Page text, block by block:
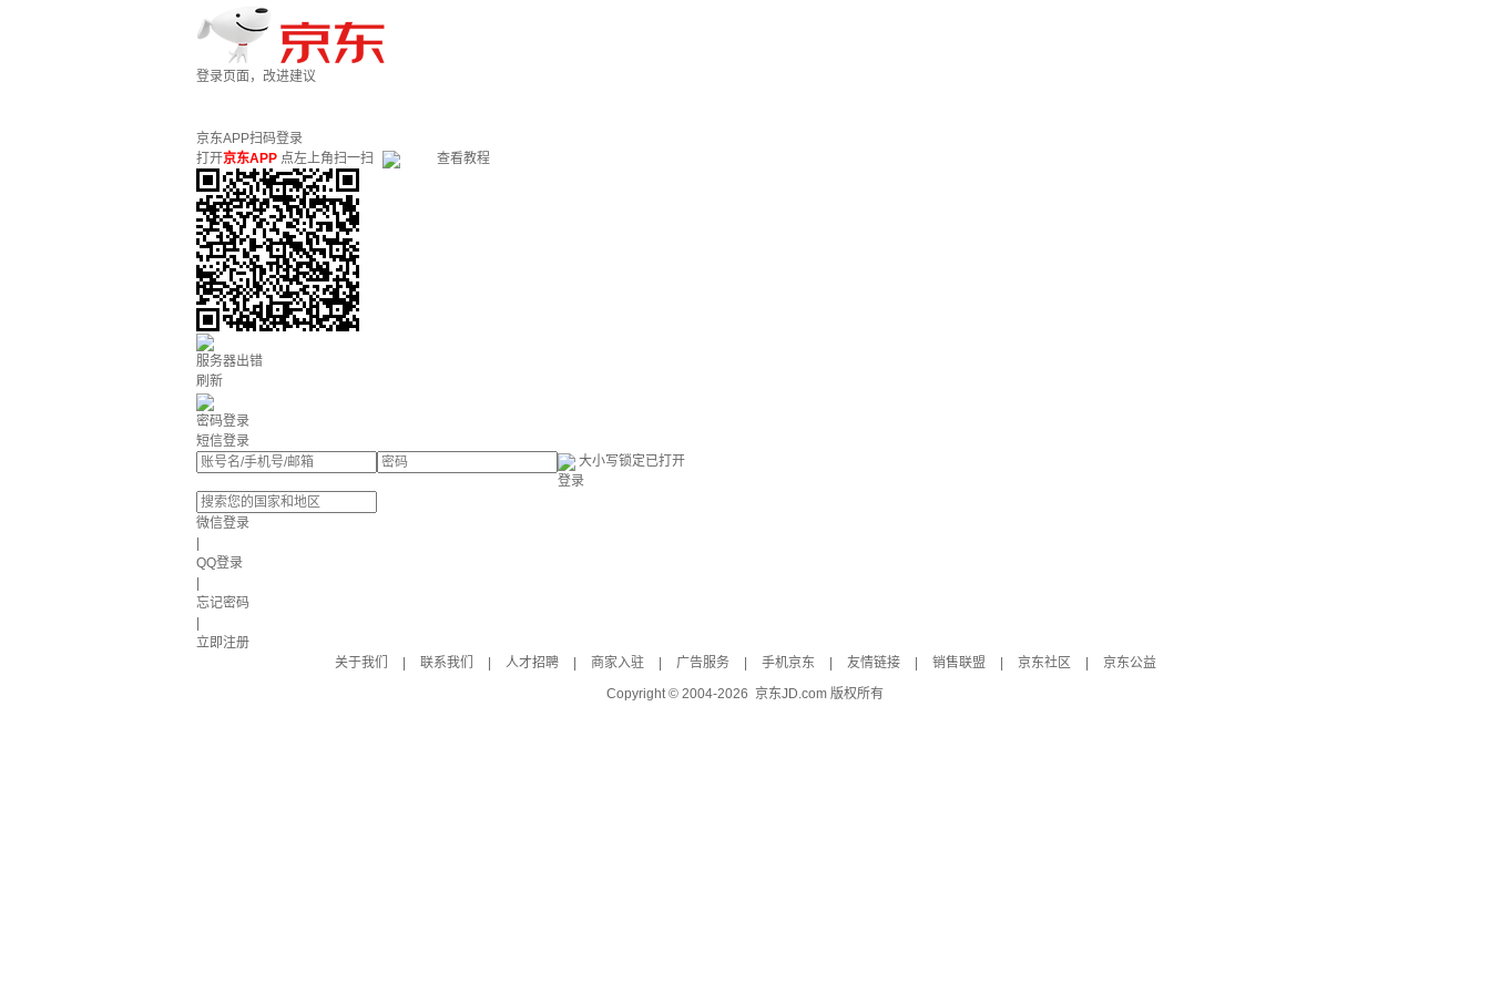
登录页面，改进建议
京东APP扫码登录
打开京东APP 点左上角扫一扫 查看教程
服务器出错
刷新
密码登录
短信登录
大小写锁定已打开
登录
微信登录
QQ登录
忘记密码
立即注册
关于我们
联系我们 人才招聘 商家入驻 广告服务 手机京东 友情链接 销售联盟 京东社区
京东公益
Copyright © 2004-2026 京东JD.com 版权所有